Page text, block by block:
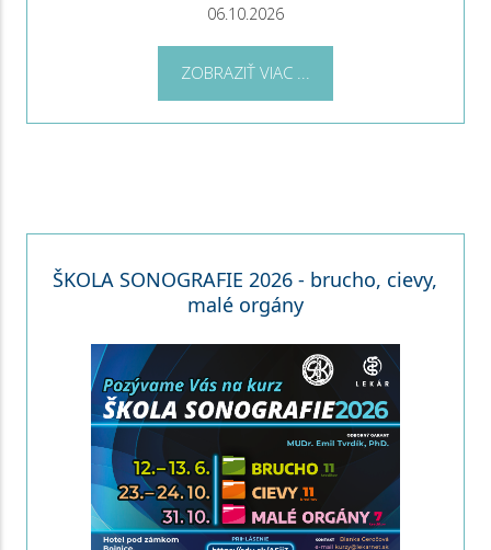
06.10.2026
ZOBRAZIŤ VIAC ...
ŠKOLA SONOGRAFIE 2026 - brucho, cievy,
malé orgány